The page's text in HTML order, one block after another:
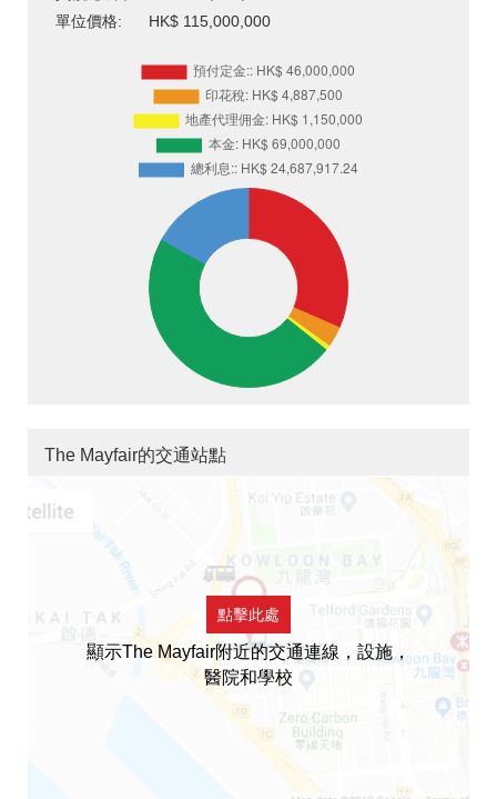
單位價格:
HK$ 115,000,000
The Mayfair的交通站點
點擊此處
顯示The Mayfair附近的交通連線，設施，
醫院和學校